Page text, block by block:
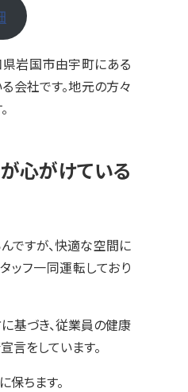
岩国市由宇町にある
会社です。地元の方々
心がけている
ですが、快適な空間に
ッフ一同運転しており
基づき、従業員の健康
言をしています。
ちます。